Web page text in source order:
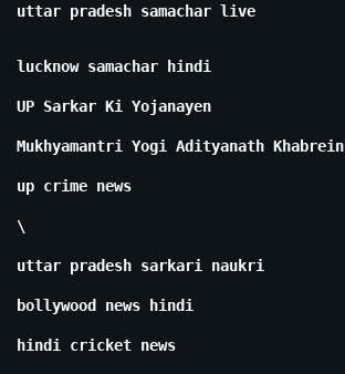
uttar pradesh samachar live
lucknow samachar hindi
UP Sarkar Ki Yojanayen
Mukhyamantri Yogi Adityanath Khabrein
up crime news
\
uttar pradesh sarkari naukri
bollywood news hindi
hindi cricket news